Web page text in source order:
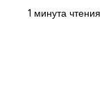
1 минута чтения